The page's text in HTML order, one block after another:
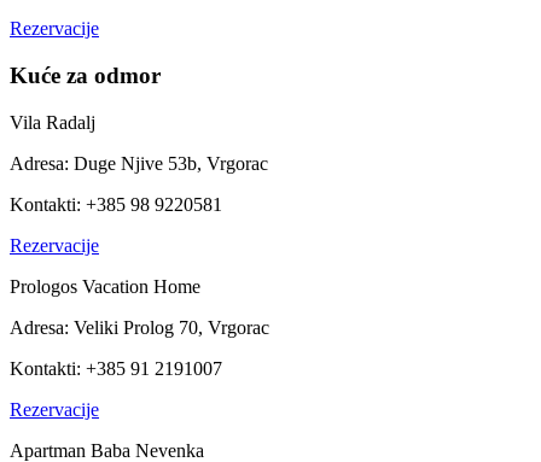
Rezervacije
Kuće za odmor
Vila Radalj
Adresa: Duge Njive 53b, Vrgorac
Kontakti: +385 98 9220581
Rezervacije
Prologos Vacation Home
Adresa: Veliki Prolog 70, Vrgorac
Kontakti: +385 91 2191007
Rezervacije
Apartman Baba Nevenka